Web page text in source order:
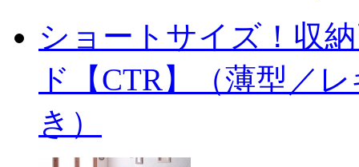
ショートサイズ！収
ド【CTR】（薄型／
き）